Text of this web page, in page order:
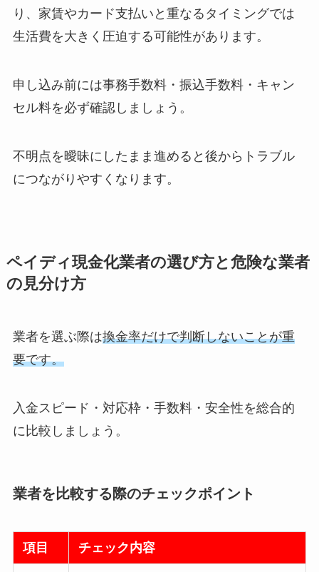
り、家賃やカード支払いと重なるタイミングでは
生活費を大きく圧迫する可能性があります。
申し込み前には事務手数料・振込手数料・キャン
セル料を必ず確認しましょう。
不明点を曖昧にしたまま進めると後からトラブル
につながりやすくなります。
ペイディ現金化業者の選び方と危険な業者
の見分け方
業者を選ぶ際は換金率だけで判断しないことが重
要です。
入金スピード・対応枠・手数料・安全性を総合的
に比較しましょう。
業者を比較する際のチェックポイント
項目 チェック内容